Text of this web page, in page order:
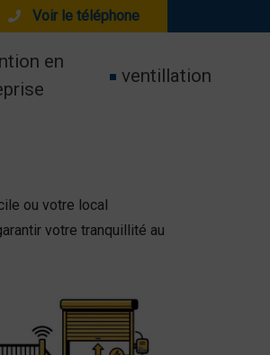
Voir le téléphone
en
ventillation
ou votre local
votre tranquillité au